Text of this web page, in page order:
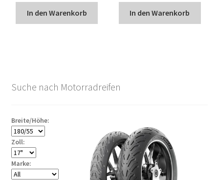
In den Warenkorb In den Warenkorb
Suche nach Motorradreifen
Breite/Höhe:
Zoll:
Marke: